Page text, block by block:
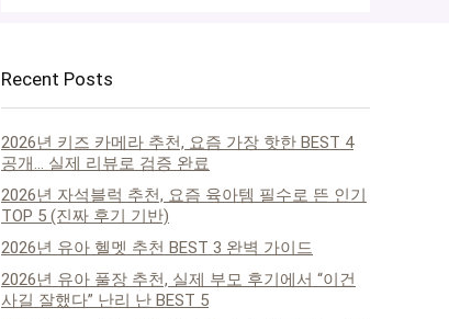
Recent Posts
2026년 키즈 카메라 추천, 요즘 가장 핫한 BEST 4
공개… 실제 리뷰로 검증 완료
2026년 자석블럭 추천, 요즘 육아템 필수로 뜬 인기
TOP 5 (진짜 후기 기반)
2026년 유아 헬멧 추천 BEST 3 완벽 가이드
2026년 유아 풀장 추천, 실제 부모 후기에서 “이건
사길 잘했다” 난리 난 BEST 5